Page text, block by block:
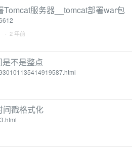
服务器__tomcat部署war包
· 2 年前
不是整点
间戳格式化